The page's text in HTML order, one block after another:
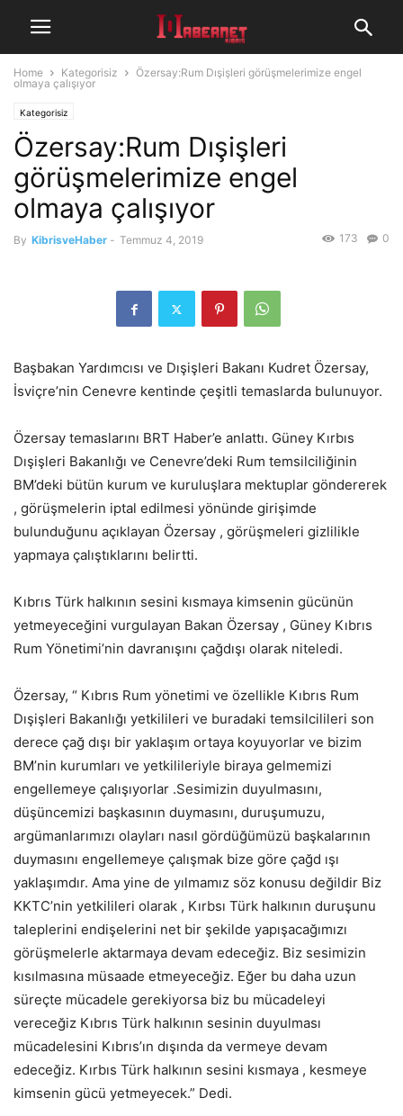
Home Kategorisiz
Özersay:Rum Dışişleri görüşmelerimize engel
olmaya çalışıyor
Kategorisiz
Özersay:Rum Dışişleri
görüşmelerimize engel
olmaya çalışıyor
By KibrisveHaber - Temmuz 4, 2019 0
173
Başbakan Yardımcısı ve Dışişleri Bakanı Kudret Özersay,
İsviçre’nin Cenevre kentinde çeşitli temaslarda bulunuyor.
Özersay temaslarını BRT Haber’e anlattı. Güney Kırbıs
Dışişleri Bakanlığı ve Cenevre’deki Rum temsilciliğinin
BM’deki bütün kurum ve kuruluşlara mektuplar göndererek
, görüşmelerin iptal edilmesi yönünde girişimde
bulunduğunu açıklayan Özersay , görüşmeleri gizlilikle
yapmaya çalıştıklarını belirtti.
Kıbrıs Türk halkının sesini kısmaya kimsenin gücünün
yetmeyeceğini vurgulayan Bakan Özersay , Güney Kıbrıs
Rum Yönetimi’nin davranışını çağdışı olarak niteledi.
Özersay, “ Kıbrıs Rum yönetimi ve özellikle Kıbrıs Rum
Dışişleri Bakanlığı yetkilileri ve buradaki temsilcilileri son
derece çağ dışı bir yaklaşım ortaya koyuyorlar ve bizim
BM’nin kurumları ve yetkilileriyle biraya gelmemizi
engellemeye çalışıyorlar .Sesimizin duyulmasını,
düşüncemizi başkasının duymasını, duruşumuzu,
argümanlarımızı olayları nasıl gördüğümüzü başkalarının
duymasını engellemeye çalışmak bize göre çağd ışı
yaklaşımdır. Ama yine de yılmamız söz konusu değildir Biz
KKTC’nin yetkilileri olarak , Kırbsı Türk halkının duruşunu
taleplerini endişelerini net bir şekilde yapışacağımızı
görüşmelerle aktarmaya devam edeceğiz. Biz sesimizin
kısılmasına müsaade etmeyeceğiz. Eğer bu daha uzun
süreçte mücadele gerekiyorsa biz bu mücadeleyi
vereceğiz Kıbrıs Türk halkının sesinin duyulması
mücadelesini Kıbrıs’ın dışında da vermeye devam
edeceğiz. Kırbıs Türk halkının sesini kısmaya , kesmeye
kimsenin gücü yetmeyecek.” Dedi.